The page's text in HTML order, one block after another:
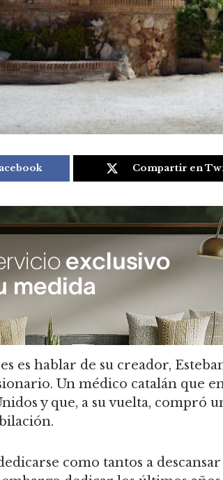
Compartir en
es hablar de su creador,
Un médico catalán que
y que, a su vuelta, compró
como tantos a